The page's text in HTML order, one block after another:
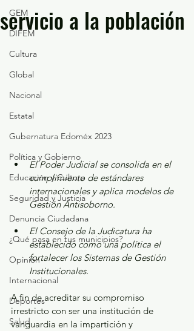
GEM
DIFEM
Cultura
Global
Nacional
Estatal
Gubernatura Edoméx 2023
Política y Gobierno
Educación y Cultura
Seguridad y Justicia
Denuncia Ciudadana
¿Qué pasa en tus municipios?
Opinión
Internacional
Deportes
Salud
servicio a la población
El Poder Judicial se consolida en el
cumplimiento de estándares
internacionales y aplica modelos de
Gestión Antisoborno.
El Consejo de la Judicatura ha
establecido como una política el
fortalecer los Sistemas de Gestión
Institucionales.
A fin de acreditar su compromiso
irrestricto con ser una institución de
vanguardia en la impartición y